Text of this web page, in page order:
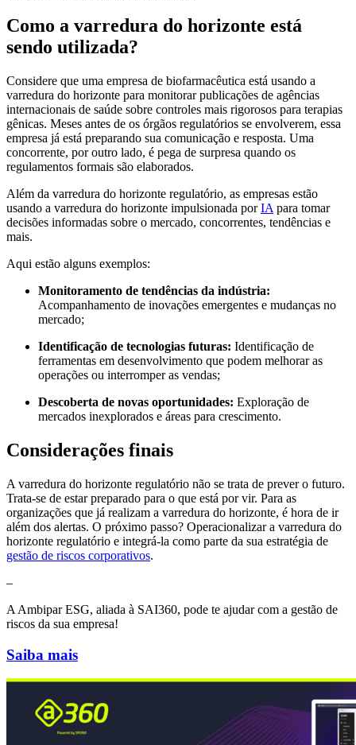
Como a varredura do horizonte está
sendo utilizada?
Considere que uma empresa de biofarmacêutica está usando a
varredura do horizonte para monitorar publicações de agências
internacionais de saúde sobre controles mais rigorosos para terapias
gênicas. Meses antes de os órgãos regulatórios se envolverem, essa
empresa já está preparando sua comunicação e resposta. Uma
concorrente, por outro lado, é pega de surpresa quando os
regulamentos formais são elaborados.
Além da varredura do horizonte regulatório, as empresas estão
usando a varredura do horizonte impulsionada porIA para tomar
decisões informadas sobre o mercado, concorrentes, tendências e
mais.
Aqui estão alguns exemplos:
Monitoramento de tendências da indústria:
Acompanhamento de inovações emergentes e mudanças no
mercado;
Identificação de tecnologias futuras: Identificação de
ferramentas em desenvolvimento que podem melhorar as
operações ou interromper as vendas;
Descoberta de novas oportunidades: Exploração de
mercados inexplorados e áreas para crescimento.
Considerações finais
A varredura do horizonte regulatório não se trata de prever o futuro.
Trata-se de estar preparado para o que está por vir. Para as
organizações que já realizam a varredura do horizonte, é hora de ir
além dos alertas. O próximo passo? Operacionalizar a varredura do
horizonte regulatório e integrá-la como parte da sua estratégia de
gestão de riscos corporativos.
–
A Ambipar ESG, aliada à SAI360, pode te ajudar com a gestão de
riscos da sua empresa!
Saiba mais